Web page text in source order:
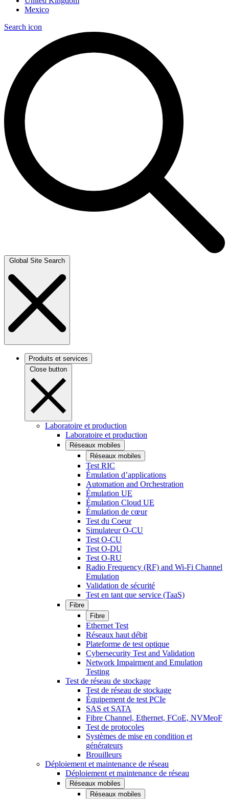
Mexico
Search icon
Global Site Search
Produits et services
Close button
Laboratoire et production
Laboratoire et production
Réseaux mobiles
Réseaux mobiles
Test RIC
Émulation d’applications
Automation and Orchestration
Émulation UE
Émulation Cloud UE
Émulation de cœur
Test du Coeur
Simulateur O-CU
Test O-CU
Test O-DU
Test O-RU
Radio Frequency (RF) and Wi-Fi Channel
Emulation
Validation de sécurité
Test en tant que service (TaaS)
Fibre
Fibre
Ethernet Test
Réseaux haut débit
Plateforme de test optique
Cybersecurity Test and Validation
Network Impairment and Emulation
Testing
Test de réseau de stockage
Test de réseau de stockage
Équipement de test PCIe
SAS et SATA
Fibre Channel, Ethernet, FCoE, NVMeoF
Test de protocoles
Systèmes de mise en condition et
générateurs
Brouilleurs
Déploiement et maintenance de réseau
Déploiement et maintenance de réseau
Réseaux mobiles
Réseaux mobiles